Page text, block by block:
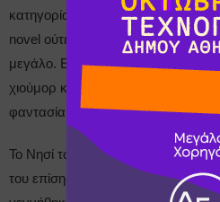
κατηγορία. Δεν είναι ούτε
novel ούτε μόνο φαντασία ούτε
μεγάλο. Είναι αφήγηση που
χιούμορ και εικόνα, με απόλυτο
φαντασία των παιδιών.
Το Νησί των Χριστουγέννων
του επίσης. Και κάπου ανάμεσα